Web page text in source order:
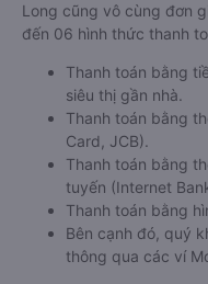
Long cũng vô cùng đơn
đến 06 hình thức thanh
Thanh toán bằng
siêu thị gần nhà.
Thanh toán bằng
Card, JCB).
Thanh toán bằng
tuyến (Internet
Thanh toán bằng
Bên cạnh đó, quý
thông qua các ví